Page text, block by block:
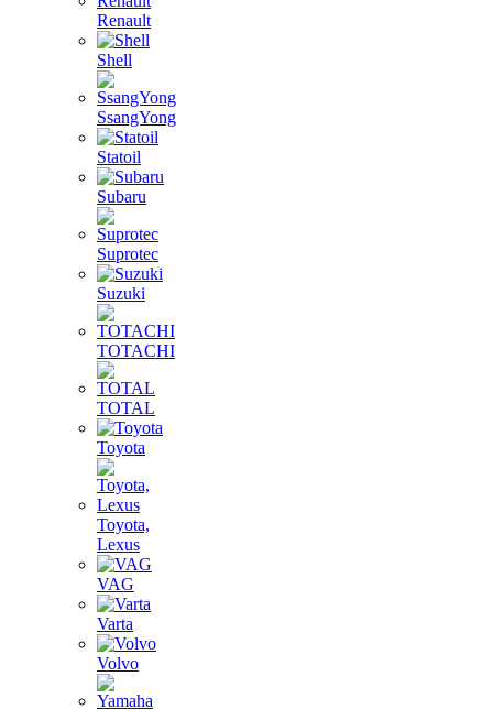
Renault
Shell
SsangYong
Statoil
Subaru
Suprotec
Suzuki
TOTACHI
TOTAL
Toyota
Toyota,
Lexus
VAG
Varta
Volvo